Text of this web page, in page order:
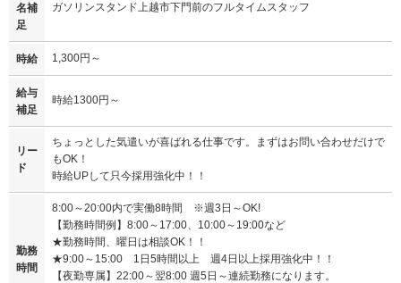
名補
足
ガソリンスタンド上越市下門前のフルタイムスタッフ
時給 1,300円～
給与
補足
時給1300円～
リー
ド
ちょっとした気遣いが喜ばれる仕事です。まずはお問い合わせだけで
もOK！
時給UPして只今採用強化中！！
勤務
時間
8:00～20:00内で実働8時間 ※週3日～OK!
【勤務時間例】8:00～17:00、10:00～19:00など
★勤務時間、曜日は相談OK！！
★9:00～15:00 1日5時間以上 週4日以上採用強化中！！
【夜勤専属】22:00～翌8:00 週5日～連続勤務になります。